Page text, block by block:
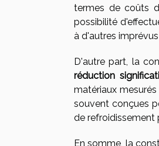
termes de coûts
possibilité
à d'autres
D'autre part, la
réduction
matériaux
souvent conçues
de refroidissement
En somme, la